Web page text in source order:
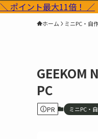
＼ ポイント最大11倍！ ／
ホーム ミニPC・自
GEEKOM
PC
PR ミニPC・